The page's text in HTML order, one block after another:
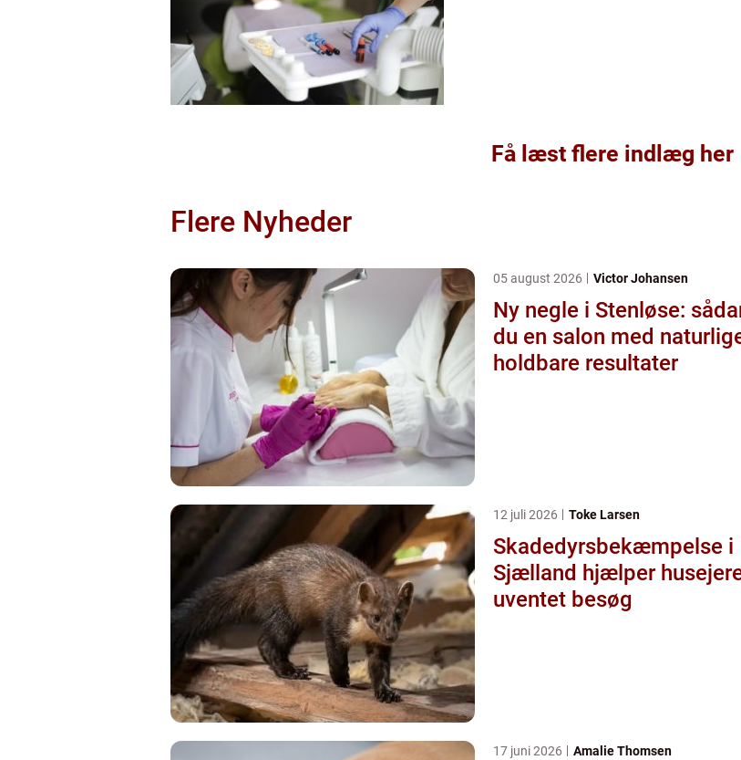
Få læst flere indlæg her
Flere Nyheder
05 august 2026 Victor Johansen
Ny negle i Stenløse:
du en salon med
holdbare resultater
12 juli 2026 Toke Larsen
Skadedyrsbekæmpelse i
Sjælland hjælper
uventet besøg
17 juni 2026 Amalie Thomsen